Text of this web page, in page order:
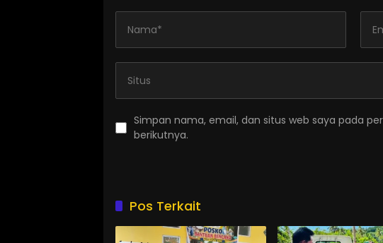
Simpan nama, email, dan situs web saya pada
berikutnya.
Pos Terkait